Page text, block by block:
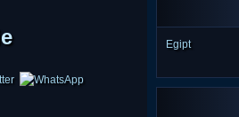
Egipt